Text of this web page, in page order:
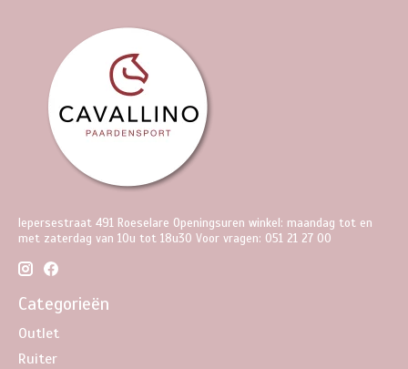
Iepersestraat 491 Roeselare Openingsuren winkel: maandag tot en
met zaterdag van 10u tot 18u30 Voor vragen: 051 21 27 00
Categorieën
Outlet
Ruiter